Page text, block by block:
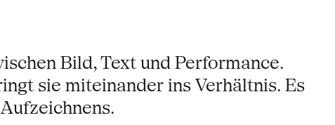
Bild, Text und Performance.
sie miteinander ins Verhältnis. Es